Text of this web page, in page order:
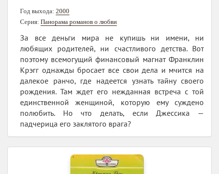
Год выхода: 2000
Серия: Панорама романов о любви
За все деньги мира не купишь ни имени, ни
любящих родителей, ни счастливого детства. Вот
поэтому всемогущий финансовый магнат Франклин
Крэгг однажды бросает все свои дела и мчится на
далекое ранчо, где надеется узнать тайну своего
рождения. Там ждет его нежданная встреча с той
единственной женщиной, которую ему суждено
полюбить. Но что делать, если Джессика —
падчерица его заклятого врага?